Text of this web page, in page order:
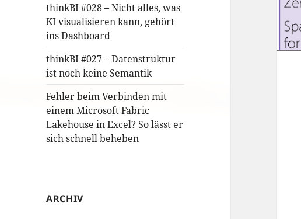
thinkBI #028 – Nicht alles, was
KI visualisieren kann, gehört
ins Dashboard
thinkBI #027 – Datenstruktur
ist noch keine Semantik
Fehler beim Verbinden mit
einem Microsoft Fabric
Lakehouse in Excel? So lässt er
sich schnell beheben
ARCHIV